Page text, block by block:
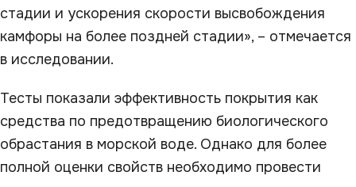
стадии и ускорения скорости высвобождения
камфоры на более поздней стадии», – отмечается
в исследовании.
Тесты показали эффективность покрытия как
средства по предотвращению биологического
обрастания в морской воде. Однако для более
полной оценки свойств необходимо провести